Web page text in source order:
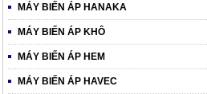
MÁY BIẾN ÁP HANAKA
MÁY BIẾN ÁP KHÔ
MÁY BIẾN ÁP HEM
MÁY BIẾN ÁP HAVEC